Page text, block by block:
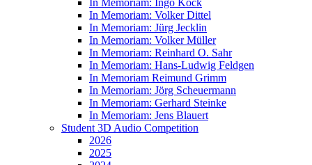
In Memoriam: Ingo Kock
In Memoriam: Volker Dittel
In Memoriam: Jürg Jecklin
In Memoriam: Volker Müller
In Memoriam: Reinhard O. Sahr
In Memoriam: Hans-Ludwig Feldgen
In Memoriam Reimund Grimm
In Memoriam: Jörg Scheuermann
In Memoriam: Gerhard Steinke
In Memoriam: Jens Blauert
Student 3D Audio Competition
2026
2025